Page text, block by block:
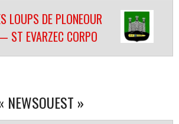
LOUPS DE PLONEOUR
ST EVARZEC CORPO
NEWSOUEST »